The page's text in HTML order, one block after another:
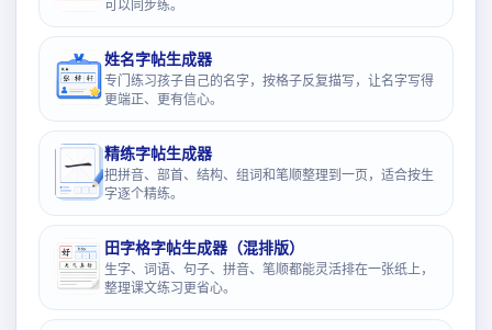
可以同步练。
姓名字帖生成器
专门练习孩子自己的名字，按格子反复描写，让名字写得
更端正、更有信心。
精练字帖生成器
把拼音、部首、结构、组词和笔顺整理到一页，适合按生
字逐个精练。
田字格字帖生成器（混排版）
生字、词语、句子、拼音、笔顺都能灵活排在一张纸上，
整理课文练习更省心。